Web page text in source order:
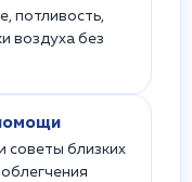
потливость,
воздуха без
советы близких